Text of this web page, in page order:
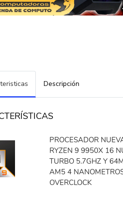
Descripción
PROCESADOR
RYZEN 9 9950X 16
TURBO 5.7GHZ Y
AM5 4
OVERCLOCK